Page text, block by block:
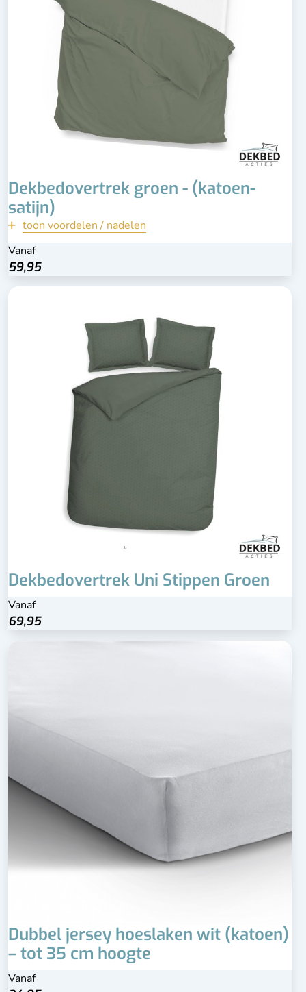
Dekbedovertrek groen - (katoen-
satijn)
toon voordelen / nadelen
Vanaf
59,95
Bekijk
Dekbedovertrek Uni Stippen Groen
Vanaf
69,95
Dubbel jersey hoeslaken wit (katoen)
– tot 35 cm hoogte
Vanaf